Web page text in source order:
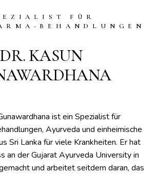
FÜR
BEHANDLUNGEN
DR. KASUN
ist ein Spezialist für
Ayurveda und einheimische
Sri Lanka für viele Krankheiten. Er hat
an der Gujarat Ayurveda University in
und arbeitet seitdem daran, das